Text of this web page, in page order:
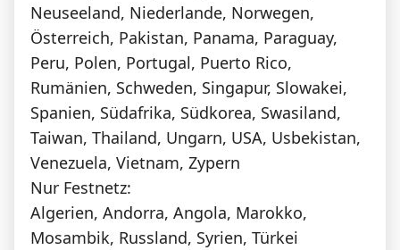
Neuseeland, Niederlande, Norwegen,
Österreich, Pakistan, Panama, Paraguay,
Peru, Polen, Portugal, Puerto Rico,
Rumänien, Schweden, Singapur, Slowakei,
Spanien, Südafrika, Südkorea, Swasiland,
Taiwan, Thailand, Ungarn, USA, Usbekistan,
Venezuela, Vietnam, Zypern
Nur Festnetz:
Algerien, Andorra, Angola, Marokko,
Mosambik, Russland, Syrien, Türkei